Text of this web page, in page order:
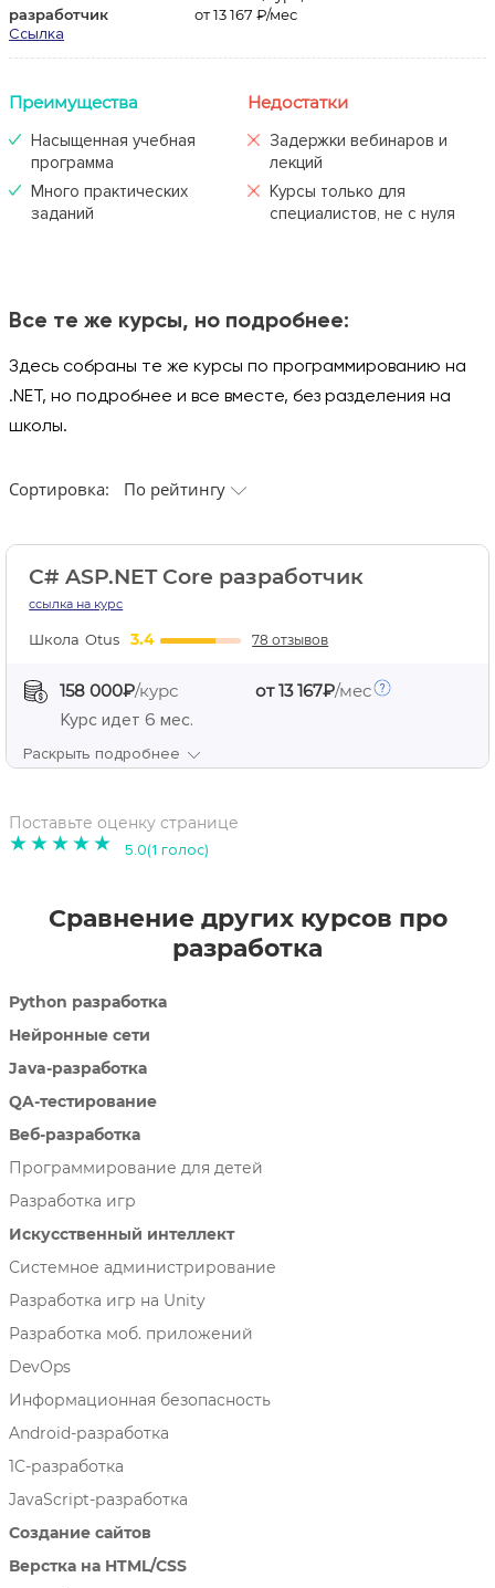
разработчик
Ссылка
от 13 167 ₽/мес
Преимущества
Насыщенная учебная
программа
Много практических
заданий
Недостатки
Задержки вебинаров и
лекций
Курсы только для
специалистов, не с нуля
Все те же курсы, но подробнее:
Здесь собраны те же курсы по программированию на
.NET, но подробнее и все вместе, без разделения на
школы.
Сортировка: По рейтингу
C# ASP.NET Core разработчик
ссылка на курс
Школа Otus 3.4 78 отзывов
158 000₽/курс от 13 167₽/мес
Курс идет 6 мес.
Раскрыть подробнее
Поставьте оценку странице
1 2 3 4 55.0(1 голос)
Сравнение других курсов про
разработка
Python разработка
Нейронные сети
Java-разработка
QA-тестирование
Веб-разработка
Программирование для детей
Разработка игр
Искусственный интеллект
Системное администрирование
Разработка игр на Unity
Разработка моб. приложений
DevOps
Информационная безопасность
Android-разработка
1C-разработка
JavaScript-разработка
Создание сайтов
Верстка на HTML/CSS